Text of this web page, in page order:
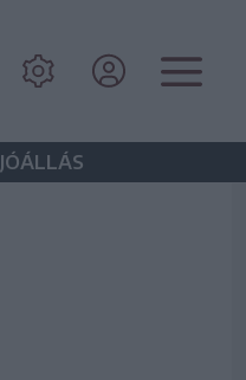
JÓÁLLÁS